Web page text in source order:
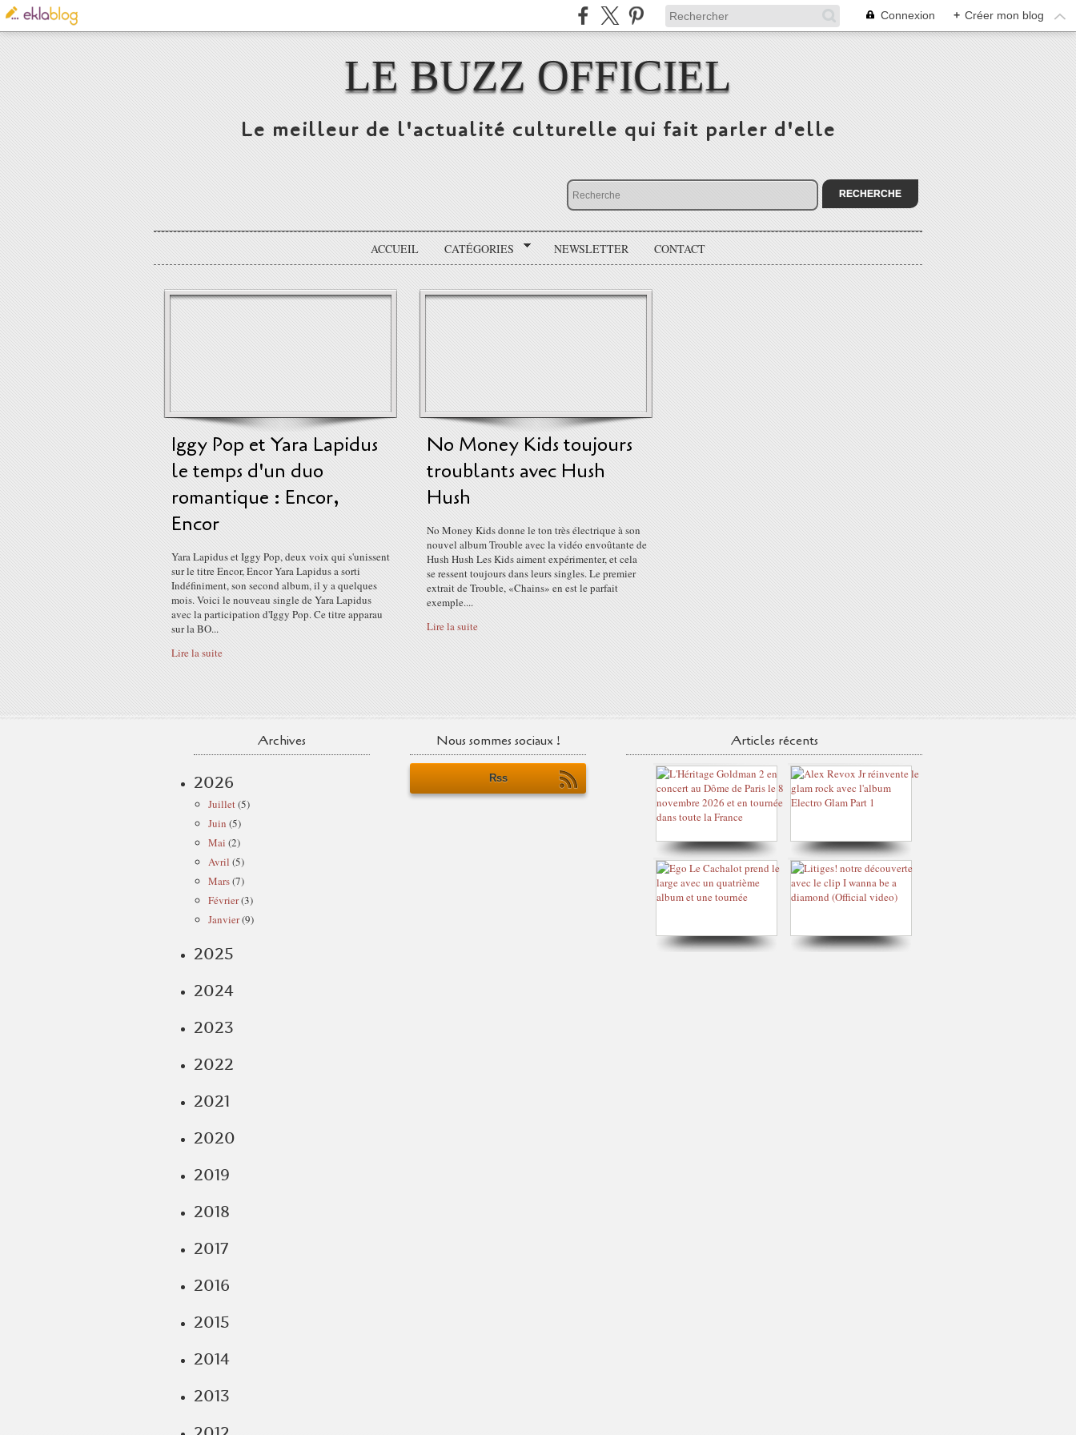
Connexion + Créer mon blog
LE BUZZ OFFICIEL
Le meilleur de l'actualité culturelle qui fait parler d'elle
ACCUEIL CATÉGORIES NEWSLETTER CONTACT
Iggy Pop et Yara Lapidus
le temps d'un duo
romantique : Encor,
Encor
Yara Lapidus et Iggy Pop, deux voix qui s'unissent
sur le titre Encor, Encor Yara Lapidus a sorti
Indéfiniment, son second album, il y a quelques
mois. Voici le nouveau single de Yara Lapidus
avec la participation d'Iggy Pop. Ce titre apparau
sur la BO...
Lire la suite
No Money Kids toujours
troublants avec Hush
Hush
No Money Kids donne le ton très électrique à son
nouvel album Trouble avec la vidéo envoûtante de
Hush Hush Les Kids aiment expérimenter, et cela
se ressent toujours dans leurs singles. Le premier
extrait de Trouble, «Chains» en est le parfait
exemple....
Lire la suite
Archives
2026
Juillet(5)
Juin (5)
Mai (2)
Avril (5)
Mars(7)
Février(3)
Janvier(9)
2025
2024
2023
2022
2021
2020
2019
2018
2017
2016
2015
2014
2013
Nous sommes sociaux !
Rss
Articles récents